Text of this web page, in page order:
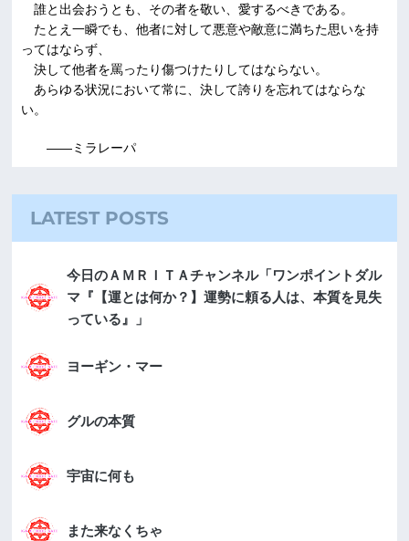
誰と出会おうとも、その者を敬い、愛するべきである。
たとえ一瞬でも、他者に対して悪意や敵意に満ちた思いを持
ってはならず、
決して他者を罵ったり傷つけたりしてはならない。
あらゆる状況において常に、決して誇りを忘れてはならな
い。
――ミラレーパ
LATEST POSTS
今日のＡＭＲＩＴＡチャンネル「ワンポイントダル
マ『【運とは何か？】運勢に頼る人は、本質を見失
っている』」
ヨーギン・マー
グルの本質
宇宙に何も
また来なくちゃ